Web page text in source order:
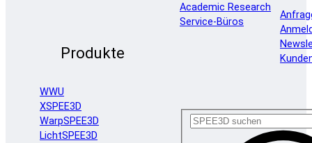
Produkte
WWU
XSPEE3D
WarpSPEE3D
LichtSPEE3D
Academic Research
Service-Büros